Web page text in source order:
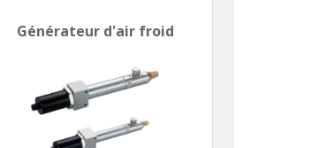
Générateur d'air froid